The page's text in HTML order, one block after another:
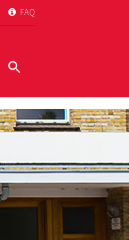
 FAQ